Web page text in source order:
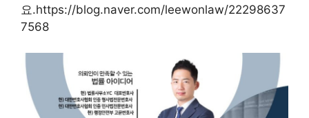
요.https://blog.naver.com/leewonlaw/22298637
7568